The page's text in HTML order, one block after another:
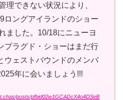
理できない状況により、
ロングアイランドのショー
ました。10/18にニューヨ
プラグド・ショーはまだ行
ウェストバウンドのメンバ
年に会いましょう!!!
posts/pfbid02w1GCADcX4o4DSeB